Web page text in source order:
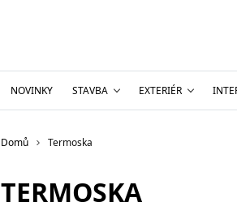
NOVINKY STAVBA EXTERIÉR
Domů Termoska
TERMOSKA